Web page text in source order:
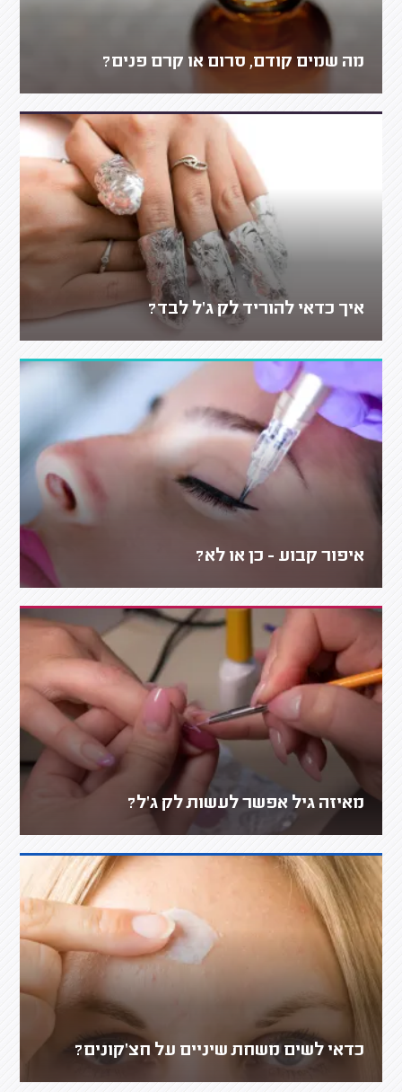
מה שמים קודם, סרום או קרם פנים?
איך כדאי להוריד לק ג'ל לבד?
איפור קבוע - כן או לא?
מאיזה גיל אפשר לעשות לק ג'ל?
כדאי לשים משחת שיניים על חצ'קונים?